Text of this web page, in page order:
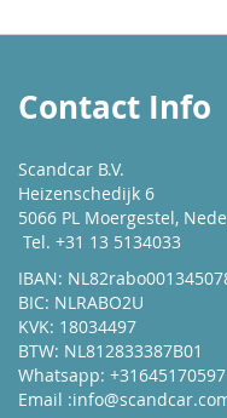
Contact Info
Scandcar B.V.
Heizenschedijk 6
5066 PL Moergestel,
Tel. +31 13 5134033
IBAN:
BIC: NLRABO2U
KVK: 18034497
BTW: NL812833387B01
Whatsapp: +31645170597
Email :